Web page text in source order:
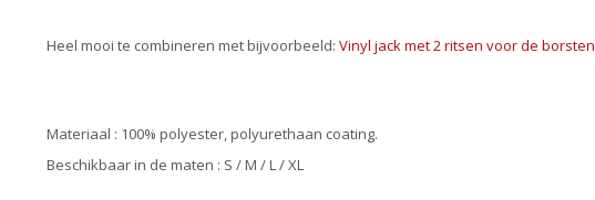
Heel mooi te combineren met bijvoorbeeld: Vinyl jack met 2 ritsen voor de borsten
Materiaal : 100% polyester, polyurethaan coating.
Beschikbaar in de maten : S / M / L / XL